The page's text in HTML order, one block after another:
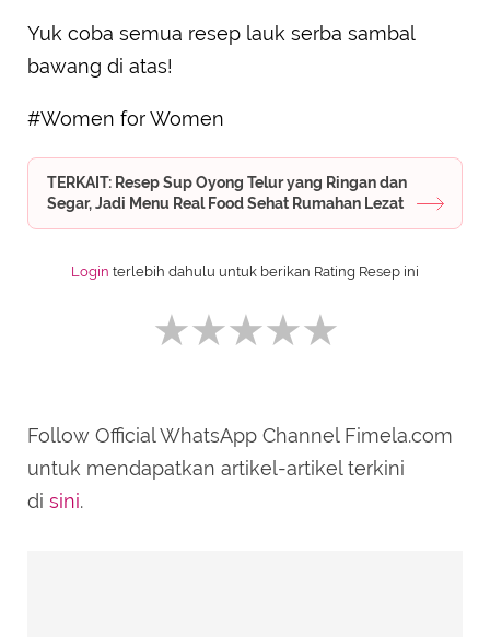
Yuk coba semua resep lauk serba sambal
bawang di atas!
#Women for Women
TERKAIT: Resep Sup Oyong Telur yang Ringan dan
Segar, Jadi Menu Real Food Sehat Rumahan Lezat
Login terlebih dahulu untuk berikan Rating Resep ini
SUBMIT REVIEW
Follow Official WhatsApp Channel Fimela.com
untuk mendapatkan artikel-artikel terkini
di sini.